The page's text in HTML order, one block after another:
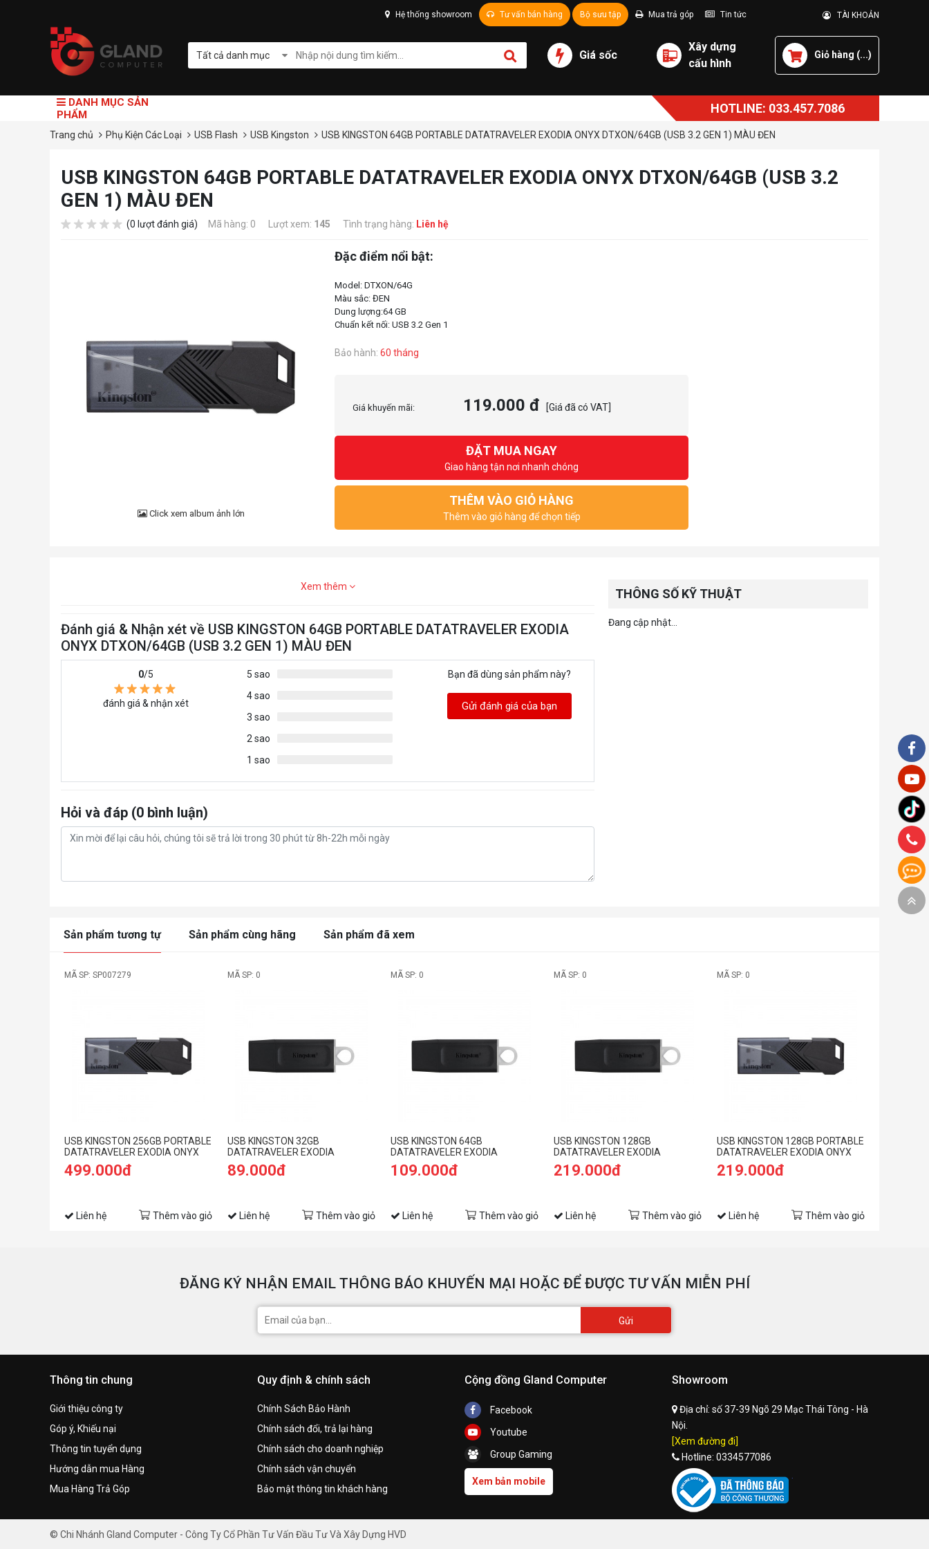
Hệ thống showroom Tư vấn bán hàng Bộ sưu tập Mua trả góp Tin tức TÀI KHOẢN
Tất cả danh mục Giá sốc
Xây dựng
cấu hình
Giỏ hàng (...)
DANH MỤC SẢN
PHẨM
HOTLINE: 033.457.7086
Trang chủ Phụ Kiện Các Loại USB Flash USB Kingston USB KINGSTON 64GB PORTABLE DATATRAVELER EXODIA ONYX DTXON/64GB (USB 3.2 GEN 1) MÀU ĐEN
USB KINGSTON 64GB PORTABLE DATATRAVELER EXODIA ONYX DTXON/64GB (USB 3.2
GEN 1) MÀU ĐEN
(0 lượt đánh giá) Mã hàng: 0 Lượt xem: 145 Tình trạng hàng: Liên hệ
Click xem album ảnh lớn
Đặc điểm nổi bật:
Model: DTXON/64G
Màu sắc: ĐEN
Dung lượng:64 GB
Bảo hành: 60 tháng
Giá khuyến mãi: 119.000 đ [Giá đã có VAT]
ĐẶT MUA NGAY
Giao hàng tận nơi nhanh chóng
THÊM VÀO GIỎ HÀNG
Thêm vào giỏ hàng để chọn tiếp
Xem thêm
Đánh giá & Nhận xét về USB KINGSTON 64GB PORTABLE DATATRAVELER EXODIA
ONYX DTXON/64GB (USB 3.2 GEN 1) MÀU ĐEN
0/5
đánh giá & nhận xét
5 sao
4 sao
3 sao
2 sao
1 sao
Bạn đã dùng sản phẩm này?
Gửi đánh giá của bạn
Hỏi và đáp (0 bình luận)
THÔNG SỐ KỸ THUẬT
Đang cập nhật...
Sản phẩm tương tự Sản phẩm cùng hãng Sản phẩm đã xem
MÃ SP: SP007279
USB KINGSTON 256GB PORTABLE
DATATRAVELER EXODIA ONYX
DTXON/256GB (USB 3.2 GEN 1)
MÀU ĐEN
499.000đ
Liên hệ Thêm vào giỏ
MÃ SP: 0
USB KINGSTON 32GB
DATATRAVELER EXODIA
DTX/32GB (USB 3.2)
89.000đ
Liên hệ Thêm vào giỏ
MÃ SP: 0
USB KINGSTON 64GB
DATATRAVELER EXODIA
DTX/64GB (USB 3.2)
109.000đ
Liên hệ Thêm vào giỏ
MÃ SP: 0
USB KINGSTON 128GB
DATATRAVELER EXODIA
DTX/128GB (USB 3.2)
219.000đ
Liên hệ Thêm vào giỏ
MÃ SP: 0
USB KINGSTON 128GB PORTABLE
DATATRAVELER EXODIA ONYX
DTXON/128GB (USB 3.2 GEN 1)
MÀU ĐEN
219.000đ
Liên hệ Thêm vào giỏ
ĐĂNG KÝ NHẬN EMAIL THÔNG BÁO KHUYẾN MẠI HOẶC ĐỂ ĐƯỢC TƯ VẤN MIỄN PHÍ
Gửi
Thông tin chung
Giới thiệu công ty
Góp ý, Khiếu nại
Thông tin tuyển dụng
Hướng dẫn mua Hàng
Mua Hàng Trả Góp
Quy định & chính sách
Chính Sách Bảo Hành
Chính sách đổi, trả lại hàng
Chính sách cho doanh nghiệp
Chính sách vận chuyển
Bảo mật thông tin khách hàng
Cộng đồng Gland Computer
Facebook
Youtube
Group Gaming
Xem bản mobile
Showroom
Địa chỉ: số 37-39 Ngõ 29 Mạc Thái Tông - Hà
Nội.
[Xem đường đi]
Hotline: 0334577086
© Chi Nhánh Gland Computer - Công Ty Cổ Phần Tư Vấn Đầu Tư Và Xây Dựng HVD